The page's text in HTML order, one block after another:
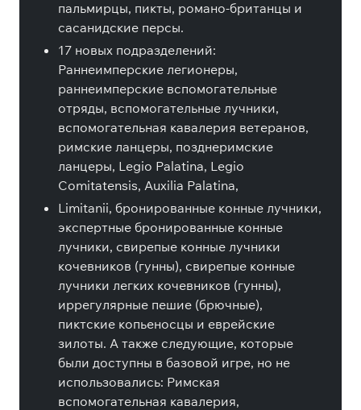
пальмирцы, пикты, романо-британцы и
сасанидские персы.
17 новых подразделений:
Раннеимперские легионеры,
раннеимперские вспомогательные
отряды, вспомогательные лучники,
вспомогательная кавалерия ветеранов,
римские ланцеры, позднеримские
ланцеры, Legio Palatina, Legio
Comitatensis, Auxilia Palatina,
Limitanii, бронированные конные лучники,
экспертные бронированные конные
лучники, свирепые конные лучники
кочевников (гунны), свирепые конные
лучники легких кочевников (гунны),
иррегулярные пешие (брючные),
пиктские копьеносцы и еврейские
зилоты. А также следующие, которые
были доступны в базовой игре, но не
использовались: Римская
вспомогательная кавалерия,